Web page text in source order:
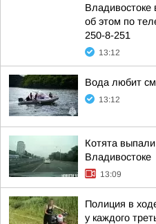
Владивостоке
об этом по
250-8-251
13:12
Вода любит
13:12
Котята
Владивостоке
13:09
Полиция в
у каждого